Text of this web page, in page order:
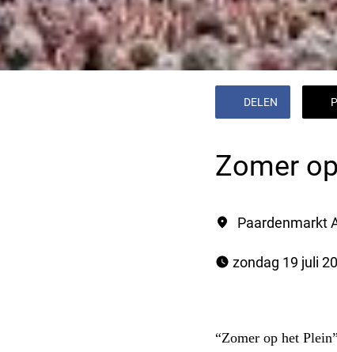
DELEN
Zomer
Paardenmarkt
zondag 19 juli
“Zomer op het